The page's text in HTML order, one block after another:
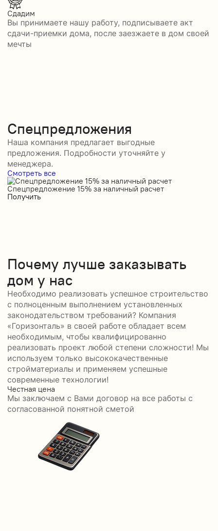
Сдадим
Вы принимаете нашу работу, подписываете акт
сдачи-приемки дома, после заезжаете в дом своей
мечты
Спецпредложения
Наша компания предлагает выгодные
предложения. Подробности уточняйте у
менеджера.
Смотреть все
Спецпредложение 15% за наличный расчет
Получить
Почему лучше заказывать
дом у нас
Необходимо реализовать успешное строительство
с полноценным выполнением установленных
законодательством требований? Компания
«Горизонталь» в своей работе обладает всем
необходимым, чтобы квалифицированно
реализовать проект любой степени сложности! Мы
используем только высококачественные
стройматериалы и применяем успешные
современные технологии!
Честная цена
Мы заключаем с Вами договор на все работы с
согласованной понятной сметой